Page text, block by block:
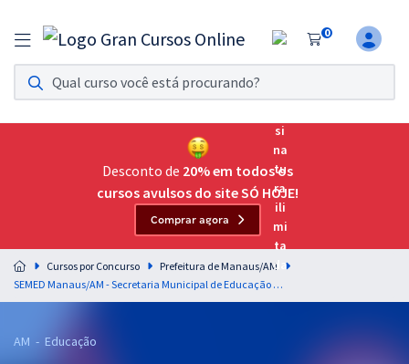
0
Assinatura Ilimitada 11
Acesso a todos os cursos. Teste grátis por 7 dias!
Assinatura OAB Até Passar
Acesso ilimitado a toda preparação para o Exame da
Residências Multiprofissionais
Preparação completa e intensiva para as principais
residências em saúde do Brasil
Desconto de 20% em todos os
cursos avulsos do site SÓ HOJE!
Comprar agora
Cursos por Concurso
Prefeitura de Manaus/AM
SEMED Manaus/AM - Secretaria Municipal de Educação de Manaus/AM - Conhecimentos Específicos para o Cargo de Nutrição (Pós-Edital)
AM - Educação